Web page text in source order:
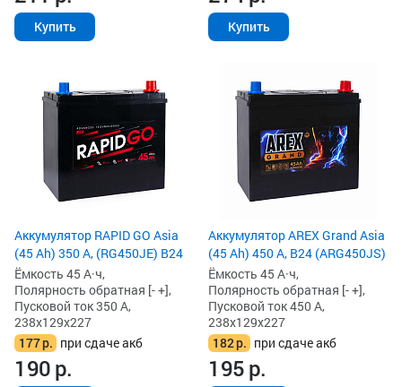
Купить Купить
Аккумулятор RAPID GO Asia
(45 Ah) 350 А, (RG450JE) B24
Ёмкость 45 А·ч,
Полярность обратная [- +],
Пусковой ток 350 А,
238x129x227
177р. при сдаче акб
190р.
Аккумулятор AREX Grand Asia
(45 Ah) 450 А, B24 (ARG450JS)
Ёмкость 45 А·ч,
Полярность обратная [- +],
Пусковой ток 450 А,
238x129x227
182р. при сдаче акб
195р.